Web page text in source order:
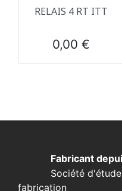
RELAIS 4 RT ITT
Prix
0,00 €
Fabricant
Société
fabrication